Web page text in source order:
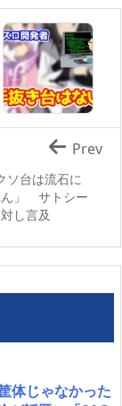
ソ台は流石に
ん」 サトシー
し言及
Prev
体じゃなかった